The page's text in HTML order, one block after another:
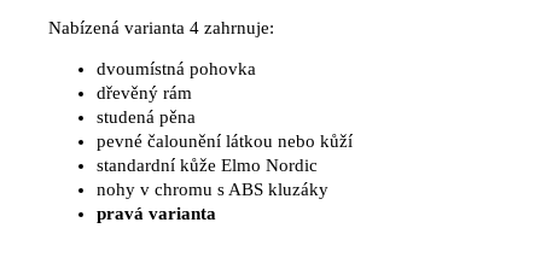
Nabízená varianta 4 zahrnuje:
dvoumístná pohovka
dřevěný rám
studená pěna
pevné čalounění látkou nebo kůží
standardní kůže Elmo Nordic
nohy v chromu s ABS kluzáky
pravá varianta